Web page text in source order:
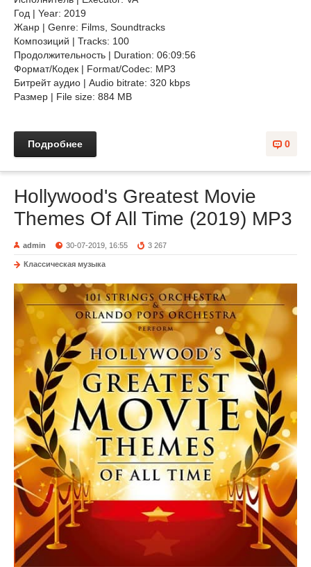
Год | Year: 2019
Жанр | Genre: Films, Soundtracks
Композиций | Tracks: 100
Продолжительность | Duration: 06:09:56
Формат/Кодек | Format/Codec: MP3
Битрейт аудио | Audio bitrate: 320 kbps
Размер | File size: 884 MB
0
Подробнее
Hollywood's Greatest Movie
Themes Of All Time (2019) MP3
admin 30-07-2019, 16:55 3 267
Классическая музыка